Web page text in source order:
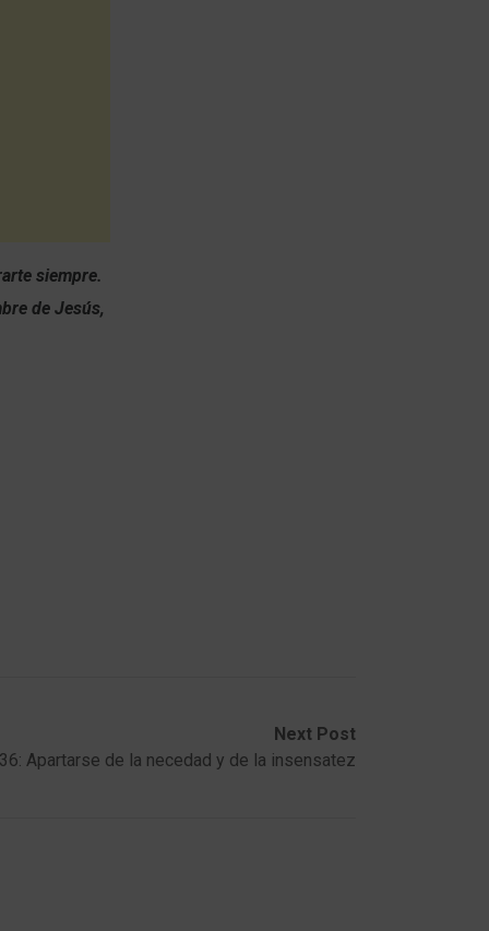
siempre.
de Jesús,
Next Post
Apartarse de la necedad y de la insensatez